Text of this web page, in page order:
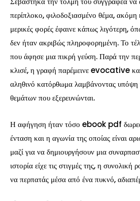
περίπλοκο, φιλοδοξιασμένο θέμα,
μερικές φορές έφαινε κάπως λιγότερη,
δεν ήταν ακριβώς πληροφορημένη. Το
που άφησε μια πικρή γεύση. Παρά την
κλισέ, η γραφή παρέμεινε evocative
αληθινό κατόρθωμα λαμβάνοντας
θεμάτων που εξερευνώνται.
Η αφήγηση ήταν τόσο ebook pdf
ένταση και η αγωνία της οποίας είναι
μαζί για να δημιουργήσουν μια
ιστορία είχε τις στιγμές της, η συνολική
να περπατάς μέσα από ένα πυκνό,